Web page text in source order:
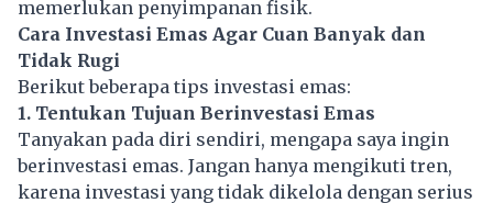
memerlukan penyimpanan fisik.
Cara Investasi Emas Agar Cuan Banyak dan
Tidak Rugi
Berikut beberapa tips investasi emas:
1. Tentukan Tujuan Berinvestasi Emas
Tanyakan pada diri sendiri, mengapa saya ingin
berinvestasi emas. Jangan hanya mengikuti tren,
karena investasi yang tidak dikelola dengan serius